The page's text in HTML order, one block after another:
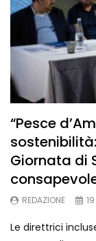
“Pesce
Giornata di
REDAZIONE
Le direttrici